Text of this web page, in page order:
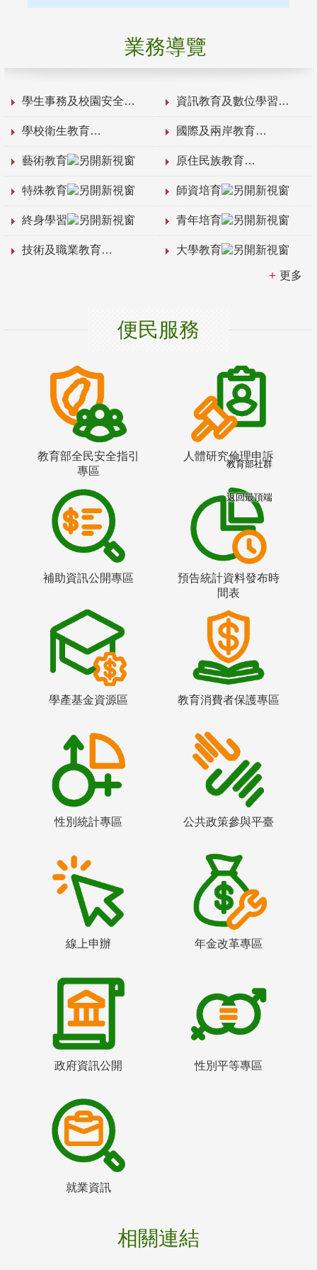
業務導覽
學生事務及校園安全 資訊教育及數位學習
學校衛生教育 國際及兩岸教育
藝術教育 原住民族教育
特殊教育 師資培育
終身學習 青年培育
技術及職業教育 大學教育
更多
便民服務
教育部全民安全指引
專區
人體研究倫理申訴
補助資訊公開專區
預告統計資料發布時
間表
學產基金資源區 教育消費者保護專區
性別統計專區 公共政策參與平臺
線上申辦 年金改革專區
政府資訊公開 性別平等專區
就業資訊
相關連結
教育部社群
返回最頂端